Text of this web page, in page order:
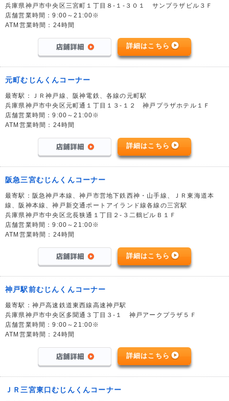
兵庫県神戸市中央区三宮町１丁目８-１-３０１ サンプラザビル３Ｆ
店舗営業時間：9:00～21:00※
ATM営業時間：24時間
詳細はこちら
元町むじんくんコーナー
最寄駅：ＪＲ神戸線、阪神電鉄、各線の元町駅
兵庫県神戸市中央区元町通１丁目１３-１２ 神戸プラザホテル１Ｆ
店舗営業時間：9:00～21:00※
ATM営業時間：24時間
詳細はこちら
阪急三宮むじんくんコーナー
最寄駅：阪急神戸本線、神戸市営地下鉄西神・山手線、ＪＲ東海道本
線、阪神本線、神戸新交通ポートアイランド線各線の三宮駅
兵庫県神戸市中央区北長狭通１丁目２-３二鶴ビルＢ１Ｆ
店舗営業時間：9:00～21:00※
ATM営業時間：24時間
詳細はこちら
神戸駅前むじんくんコーナー
最寄駅：神戸高速鉄道東西線高速神戸駅
兵庫県神戸市中央区多聞通３丁目３-１ 神戸アークプラザ５Ｆ
店舗営業時間：9:00～21:00※
ATM営業時間：24時間
詳細はこちら
ＪＲ三宮東口むじんくんコーナー